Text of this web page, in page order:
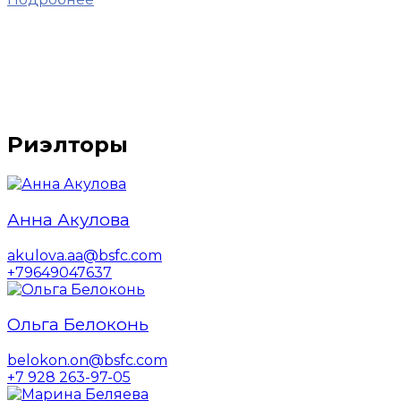
Риэлторы
Анна Акулова
akulova.aa@bsfc.com
+79649047637
Ольга Белоконь
belokon.on@bsfc.com
+7 928 263-97-05